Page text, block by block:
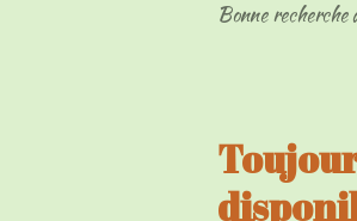
Bonne recherche